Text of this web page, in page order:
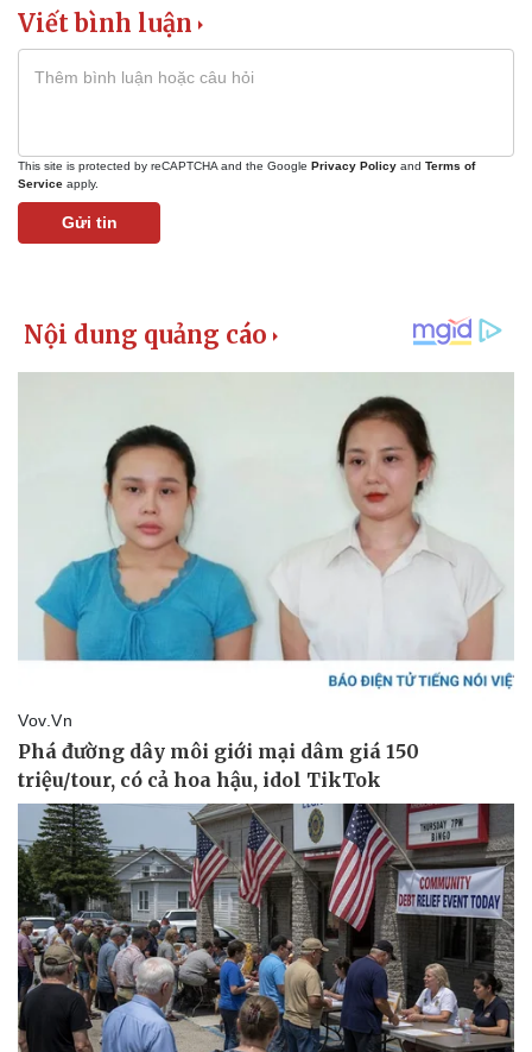
Bất động sản
Khởi nghiệp
Tiêu dùng
Chứng khoán
Giá cà phê
Viết bình luận
This site is protected by reCAPTCHA and the Google Privacy Policy and Terms of
Service apply.
Gửi tin